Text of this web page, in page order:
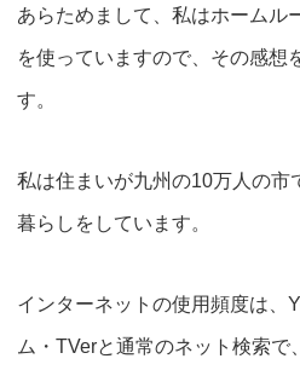
あらためまして、私はホームル
を使っていますので、その感想
す。
私は住まいが九州の10万人の市
暮らしをしています。
インターネットの使用頻度は、
ム・TVerと通常のネット検索